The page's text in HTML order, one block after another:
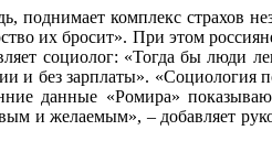
поднимает комплекс страхов
их бросит». При этом
социолог: «Тогда бы люди
и без зарплаты». «Социология
данные «Ромира»
и желаемым», – добавляет